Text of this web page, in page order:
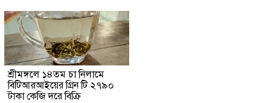
শ্রীমঙ্গলে ১৪তম চা নিলামে
বিটিআরআইয়ের গ্রিন টি ২৭৯০
টাকা কেজি দরে বিক্রি